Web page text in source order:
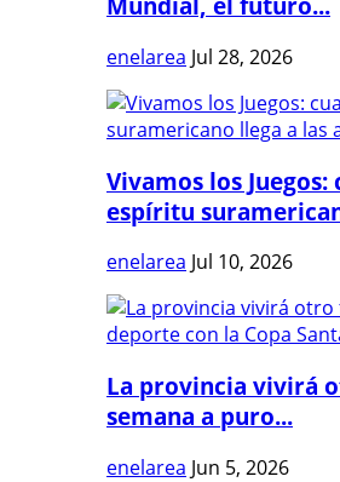
enelarea Jul 28, 2026
Vivamos los Juegos:
espíritu
enelarea Jul 10, 2026
La provincia vivirá
semana a puro...
enelarea Jun 5, 2026